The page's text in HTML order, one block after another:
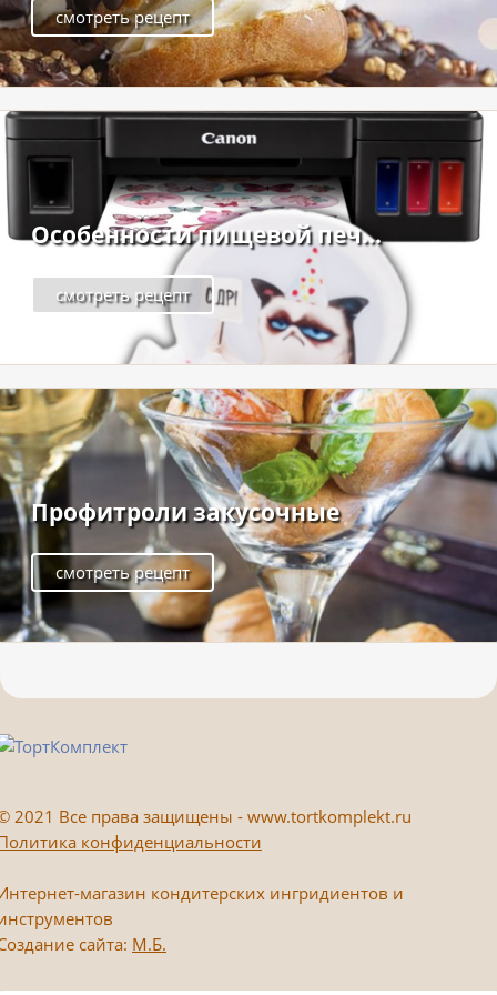
смотреть рецепт
Особенности пищевой печ...
смотреть рецепт
Профитроли закусочные
смотреть рецепт
2021 Все права защищены - www.tortkomplekt.ru
конфиденциальности
магазин кондитерских ингридиентов и
сайта: М.Б.